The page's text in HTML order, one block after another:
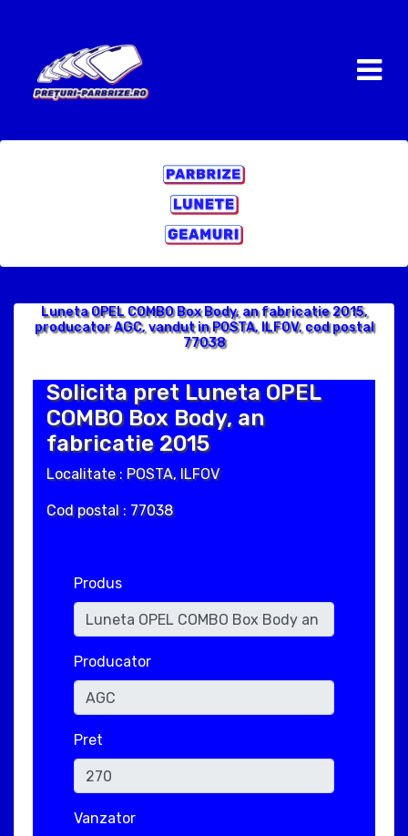
Luneta OPEL COMBO Box Body, an fabricatie 2015,
producator AGC, vandut in POSTA, ILFOV, cod postal
77038
Solicita pret Luneta OPEL
COMBO Box Body, an
fabricatie 2015
Localitate : POSTA, ILFOV
Cod postal : 77038
Produs
Producator
Pret
Vanzator